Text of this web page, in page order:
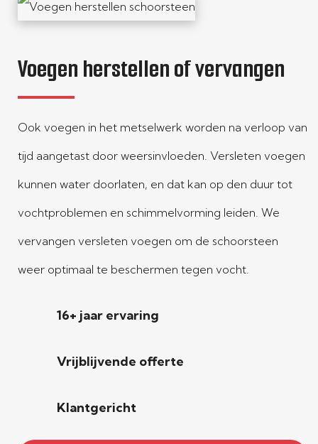
Voegen herstellen of vervangen
Ook voegen in het metselwerk worden na verloop van
tijd aangetast door weersinvloeden. Versleten voegen
kunnen water doorlaten, en dat kan op den duur tot
vochtproblemen en schimmelvorming leiden. We
vervangen versleten voegen om de schoorsteen
weer optimaal te beschermen tegen vocht.
16+ jaar ervaring
Vrijblijvende offerte
Klantgericht